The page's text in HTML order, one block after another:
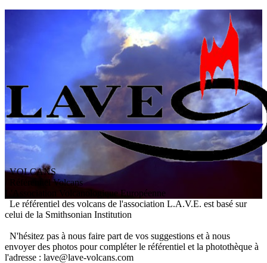
VOLCANS
/ Référentiel Volcans
ssociation V olcanologiqueEuropéenne
Le référentiel des volcans de l'association L.A.V.E. est basé sur
celui de la Smithsonian Institution
N'hésitez pas à nous faire part de vos suggestions et à nous
envoyer des photos pour compléter le référentiel et la photothèque à
l'adresse : lave@lave-volcans.com